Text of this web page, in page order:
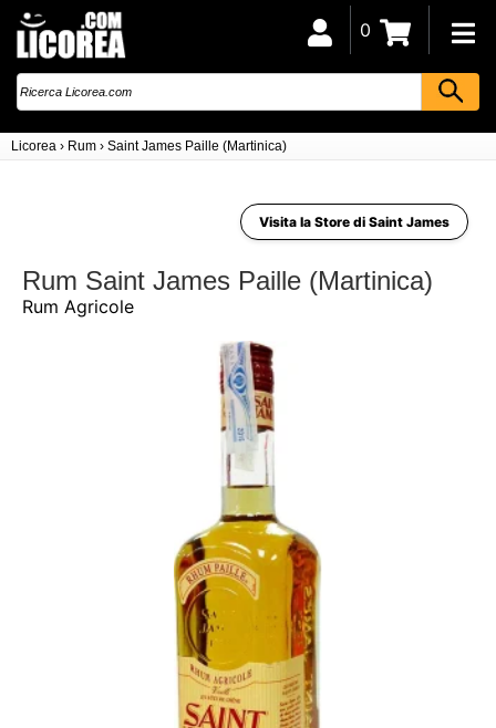
Licorea › Rum › Saint James Paille (Martinica)
0
Visita la Store di Saint James
Rum Saint James Paille (Martinica)
Rum Agricole